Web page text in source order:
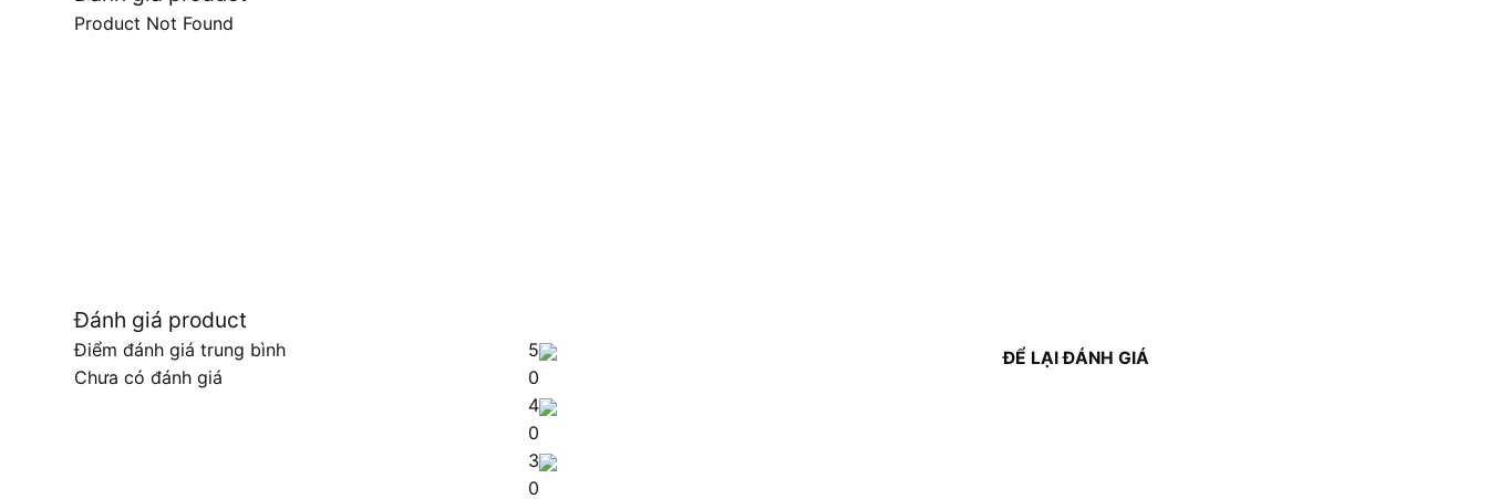
Product Not Found
Đánh giá product
Điểm đánh giá trung bình
Chưa có đánh giá
5
0
4
0
3
0
ĐỂ LẠI ĐÁNH GIÁ